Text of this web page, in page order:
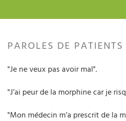
PAROLES DE PATIENTS
"Je ne veux pas avoir mal".
"J’ai peur de la morphine car je
"Mon médecin m’a prescrit de la